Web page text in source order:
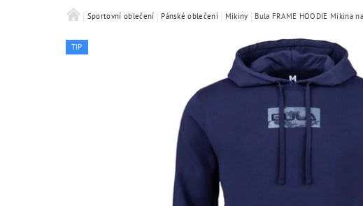
Sportovní oblečení Pánské oblečení Mikiny Bula FRAME HOODIE Mikina
TIP